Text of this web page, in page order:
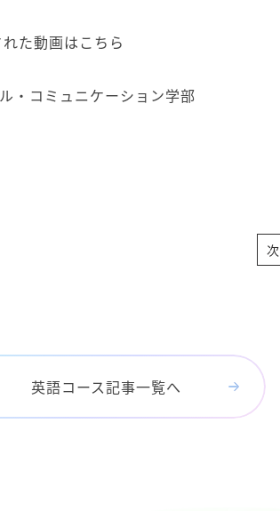
た動画はこちら
・コミュニケーション学部
英語コース記事一覧へ